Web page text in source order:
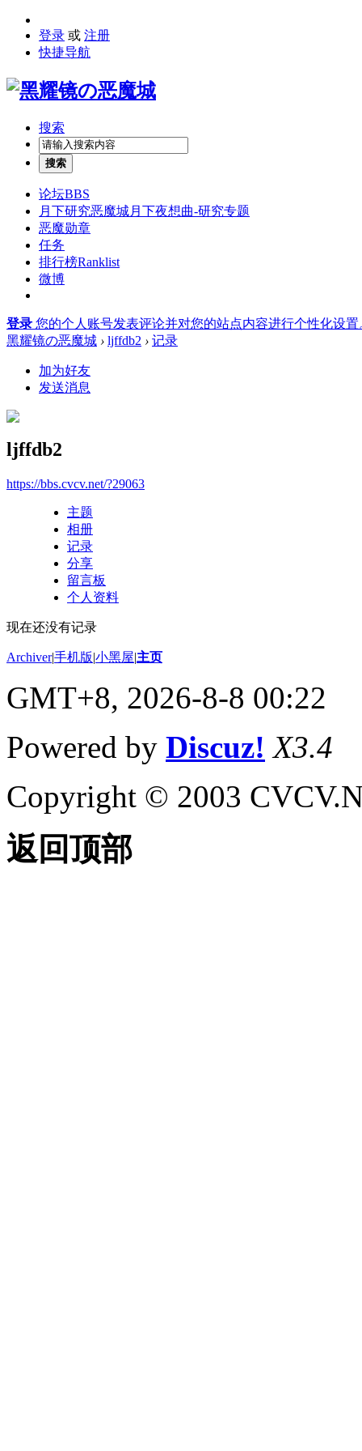
登录 或 注册
快捷导航
搜索
搜索
论坛BBS
月下研究恶魔城月下夜想曲-研究专题
恶魔勋章
任务
排行榜Ranklist
微博
登录 您的个人账号发表评论并对您的站点内容进行个性化设置
黑耀镜の恶魔城 › ljffdb2 › 记录
加为好友
发送消息
ljffdb2
https://bbs.cvcv.net/?29063
主题
相册
记录
分享
留言板
个人资料
现在还没有记录
Archiver|手机版|小黑屋|主页
GMT+8, 2026-8-8 00:22
Powered by Discuz! X3.4
Copyright © 2003
返回顶部